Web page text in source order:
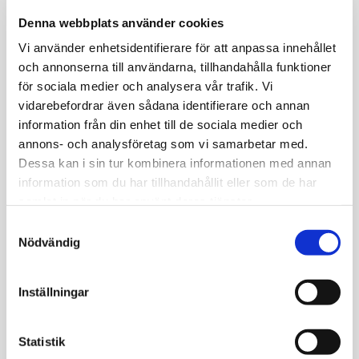
Denna webbplats använder cookies
Vi använder enhetsidentifierare för att anpassa innehållet
och annonserna till användarna, tillhandahålla funktioner
för sociala medier och analysera vår trafik. Vi
vidarebefordrar även sådana identifierare och annan
information från din enhet till de sociala medier och
annons- och analysföretag som vi samarbetar med.
Dessa kan i sin tur kombinera informationen med annan
information som du har tillhandahållit eller som de har
Nödvändig
Inställningar
Statistik
VÅRA STORSÄLJARE ANITA & JOHAN
BESÖK UTSTÄLLNINGEN MED